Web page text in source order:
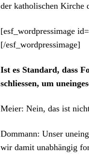
der katholis­chen Kirche
[esf_wordpressimage
[/esf_wordpressimage]
Ist es Stan­dard, dass
schliessen, um
Meier: Nein, das ist
Dom­mann: Unser
wir damit unab­hängig